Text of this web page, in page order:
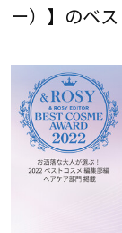
ー）】のベ